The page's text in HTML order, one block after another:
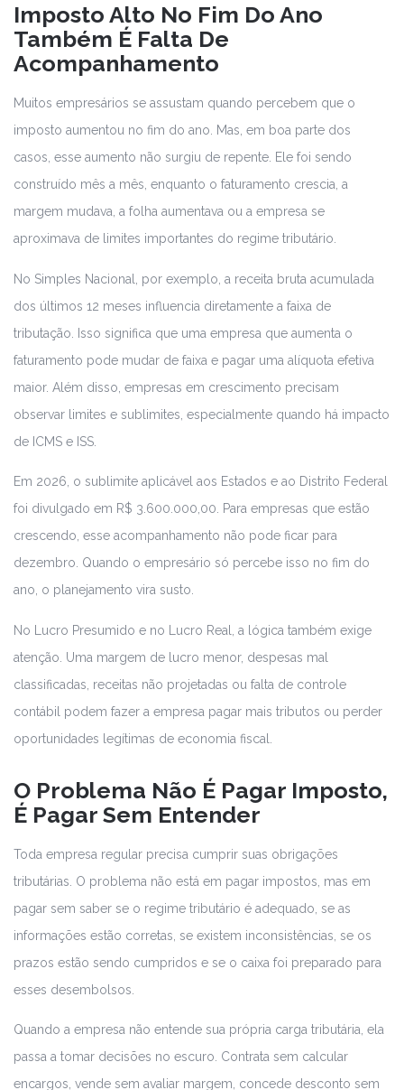
Imposto Alto No Fim Do Ano
Também É Falta De
Acompanhamento
Muitos empresários se assustam quando percebem que o
imposto aumentou no fim do ano. Mas, em boa parte dos
casos, esse aumento não surgiu de repente. Ele foi sendo
construído mês a mês, enquanto o faturamento crescia, a
margem mudava, a folha aumentava ou a empresa se
aproximava de limites importantes do regime tributário.
No Simples Nacional, por exemplo, a receita bruta acumulada
dos últimos 12 meses influencia diretamente a faixa de
tributação. Isso significa que uma empresa que aumenta o
faturamento pode mudar de faixa e pagar uma alíquota efetiva
maior. Além disso, empresas em crescimento precisam
observar limites e sublimites, especialmente quando há impacto
de ICMS e ISS.
Em 2026, o sublimite aplicável aos Estados e ao Distrito Federal
foi divulgado em R$ 3.600.000,00. Para empresas que estão
crescendo, esse acompanhamento não pode ficar para
dezembro. Quando o empresário só percebe isso no fim do
ano, o planejamento vira susto.
No Lucro Presumido e no Lucro Real, a lógica também exige
atenção. Uma margem de lucro menor, despesas mal
classificadas, receitas não projetadas ou falta de controle
contábil podem fazer a empresa pagar mais tributos ou perder
oportunidades legítimas de economia fiscal.
O Problema Não É Pagar Imposto,
É Pagar Sem Entender
Toda empresa regular precisa cumprir suas obrigações
tributárias. O problema não está em pagar impostos, mas em
pagar sem saber se o regime tributário é adequado, se as
informações estão corretas, se existem inconsistências, se os
prazos estão sendo cumpridos e se o caixa foi preparado para
esses desembolsos.
Quando a empresa não entende sua própria carga tributária, ela
passa a tomar decisões no escuro. Contrata sem calcular
encargos, vende sem avaliar margem, concede desconto sem